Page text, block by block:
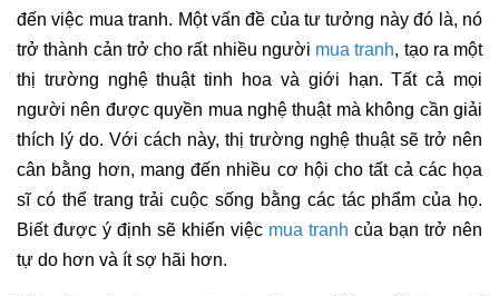
đến việc mua tranh. Một vấn đề của tư tưởng này đó là, nó
trở thành cản trở cho rất nhiều người mua tranh, tạo ra một
thị trường nghệ thuật tinh hoa và giới hạn. Tất cả mọi
người nên được quyền mua nghệ thuật mà không cần giải
thích lý do. Với cách này, thị trường nghệ thuật sẽ trở nên
cân bằng hơn, mang đến nhiều cơ hội cho tất cả các họa
sĩ có thể trang trải cuộc sống bằng các tác phẩm của họ.
Biết được ý định sẽ khiến việc mua tranh của bạn trở nên
tự do hơn và ít sợ hãi hơn.